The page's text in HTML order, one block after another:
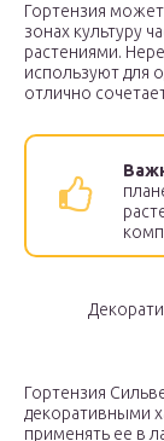
Гортензия
зонах культуру
растениями.
используют для
отлично
Гортензия
декоративными
применять ее в